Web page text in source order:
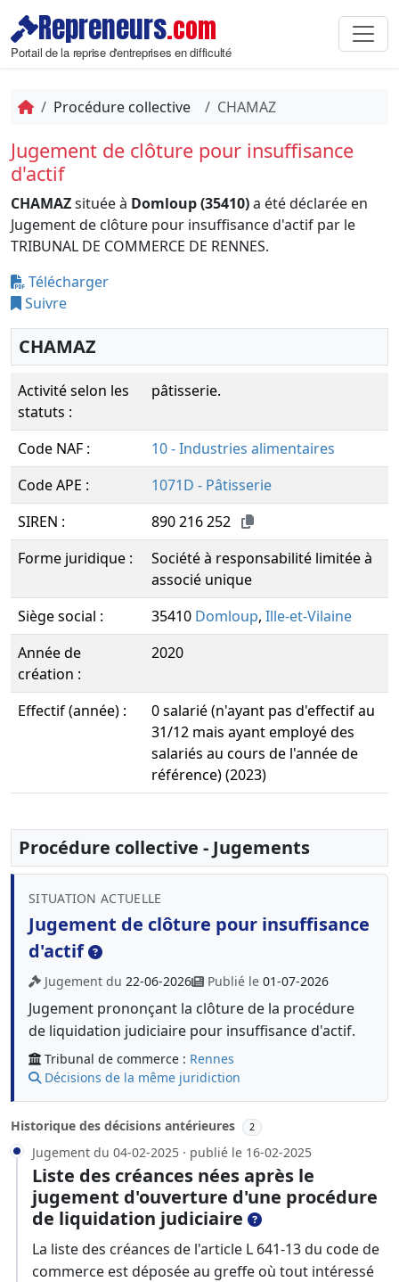
Repreneurs.com
Portail de la reprise d'entreprises en difficulté
Procédure collective CHAMAZ
Jugement de clôture pour insuffisance
d'actif
CHAMAZsituée à Domloup (35410)a été déclarée en
Jugement de clôture pour insuffisance d'actif par le
TRIBUNAL DE COMMERCE DE RENNES.
Télécharger
Suivre
CHAMAZ
Activité selon les
statuts :
pâtisserie.
Code NAF :
10 - Industries alimentaires
Code APE :
1071D - Pâtisserie
SIREN :
890 216 252
Forme juridique :
Société à responsabilité limitée à
associé unique
Siège social :
35410 Domloup, Ille-et-Vilaine
Année de
création :
2020
Effectif (année) :
0 salarié (n'ayant pas d'effectif au
31/12 mais ayant employé des
salariés au cours de l'année de
référence) (2023)
Procédure collective - Jugements
SITUATION ACTUELLE
Jugement de clôture pour insuffisance
d'actif
Jugement du 22-06-2026 Publié le 01-07-2026
Jugement prononçant la clôture de la procédure
de liquidation judiciaire pour insuffisance d'actif.
Tribunal de commerce : Rennes
Décisions de la même juridiction
Historique des décisions antérieures 2
Jugement du 04-02-2025 · publié le 16-02-2025
Liste des créances nées après le
jugement d'ouverture d'une procédure
de liquidation judiciaire
La liste des créances de l'article L 641-13 du code de
commerce est déposée au greffe où tout intéressé